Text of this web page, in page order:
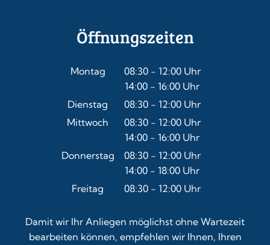
Öffnungszeiten
Montag 08:30- 12:00Uhr
Von 08:30 bis 12:00 Uhr
14:00 - 16:00 Uhr
Von 14:00 bis 16:00 Uhr
Dienstag 08:30- 12:00Uhr
Von 08:30 bis 12:00 Uhr
Mittwoch 08:30- 12:00Uhr
Von 08:30 bis 12:00 Uhr
14:00 - 16:00 Uhr
Von 14:00 bis 16:00 Uhr
Donnerstag 08:30- 12:00Uhr
Von 08:30 bis 12:00 Uhr
14:00 - 18:00 Uhr
Von 14:00 bis 18:00 Uhr
Freitag 08:30- 12:00Uhr
Damit wir Ihr Anliegen möglichst ohne Wartezeit
bearbeiten können, empfehlen wir Ihnen, Ihren